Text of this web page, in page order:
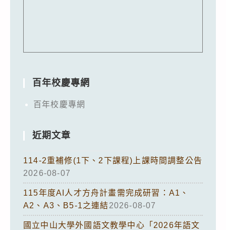
百年校慶專網
百年校慶專網
近期文章
114-2重補修(1下、2下課程)上課時間調整公告
2026-08-07
115年度AI人才方舟計畫需完成研習：A1、
A2、A3、B5-1之連結2026-08-07
國立中山大學外國語文教學中心「2026年語文